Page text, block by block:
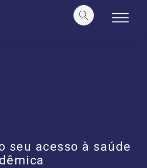
seu acesso à saúde